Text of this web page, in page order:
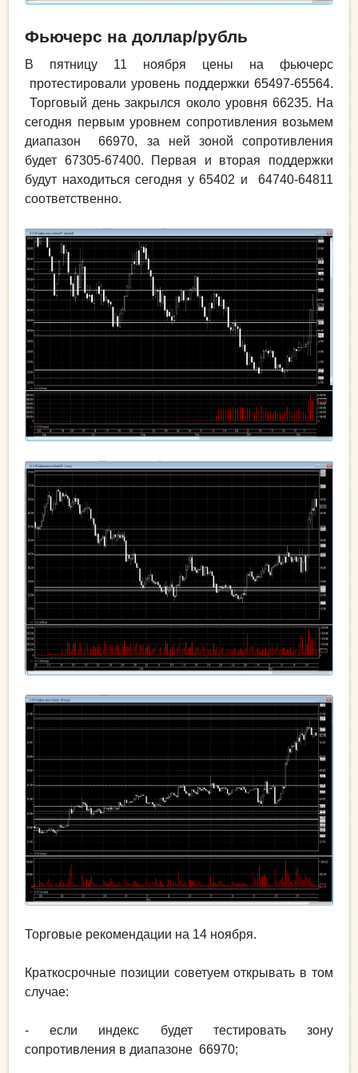
Фьючерс на доллар/рубль
В пятницу 11 ноября цены на фьючерс
протестировали уровень поддержки 65497-65564.
Торговый день закрылся около уровня 66235. На
сегодня первым уровнем сопротивления возьмем
диапазон 66970, за ней зоной сопротивления
будет 67305-67400. Первая и вторая поддержки
будут находиться сегодня у 65402 и 64740-64811
соответственно.
Торговые рекомендации на 14 ноября.
Краткосрочные позиции советуем открывать в том
случае:
- если индекс будет тестировать зону
сопротивления в диапазоне 66970;